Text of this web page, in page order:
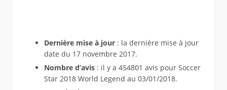
Dernière mise à jour: la dernière mise à jour
date du 17 novembre 2017.
Nombre d’avis: il y a 454801 avis pour Soccer
Star 2018 World Legend au 03/01/2018.